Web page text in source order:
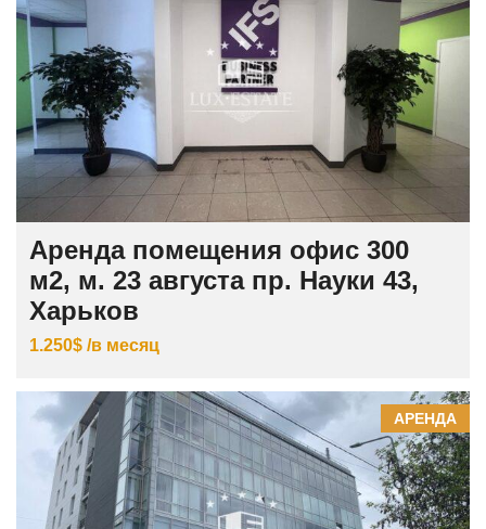
Аренда помещения офис 300
м2, м. 23 августа пр. Науки 43,
Харьков
1.250$ /в месяц
АРЕНДА